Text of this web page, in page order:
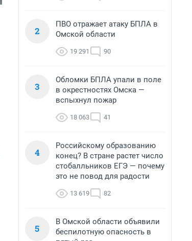
2
ПВО отражает атаку БПЛА в
Омской области
19 291 90
3
Обломки БПЛА упали в поле
в окрестностях Омска —
вспыхнул пожар
18 063 41
4
Российскому образованию
конец? В стране растет число
стобалльников ЕГЭ — почему
это не повод для радости
13 619 82
5
В Омской области объявили
беспилотную опасность в